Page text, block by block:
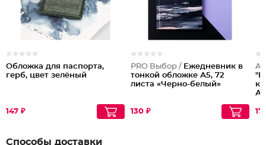
Обложка для паспорта,
герб, цвет зелёный
147 ₽
PRO Выбор / Ежедневник в
тонкой обложке А5, 72
листа «Черно-белый»
130 ₽
к
Способы доставки